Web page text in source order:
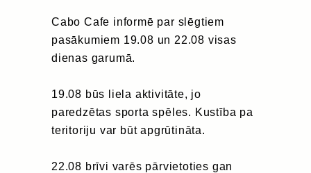
Cabo Cafe informē par slēgtiem
pasākumiem 19.08 un 22.08 visas
dienas garumā.
19.08 būs liela aktivitāte, jo
paredzētas sporta spēles. Kustība pa
teritoriju var būt apgrūtināta.
22.08 brīvi varēs pārvietoties gan